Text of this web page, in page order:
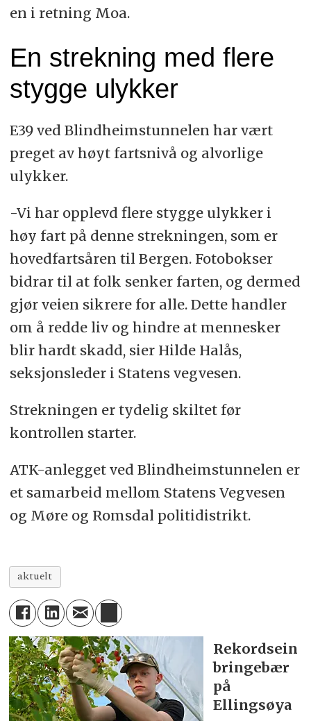
en i retning Moa.
En strekning med flere
stygge ulykker
E39 ved Blindheimstunnelen har vært
preget av høyt fartsnivå og alvorlige
ulykker.
-Vi har opplevd flere stygge ulykker i
høy fart på denne strekningen, som er
hovedfartsåren til Bergen. Fotobokser
bidrar til at folk senker farten, og dermed
gjør veien sikrere for alle. Dette handler
om å redde liv og hindre at mennesker
blir hardt skadd, sier Hilde Halås,
seksjonsleder i Statens vegvesen.
Strekningen er tydelig skiltet før
kontrollen starter.
ATK-anlegget ved Blindheimstunnelen er
et samarbeid mellom Statens Vegvesen
og Møre og Romsdal politidistrikt.
aktuelt
Rekordsein
bringebær
på
Ellingsøya